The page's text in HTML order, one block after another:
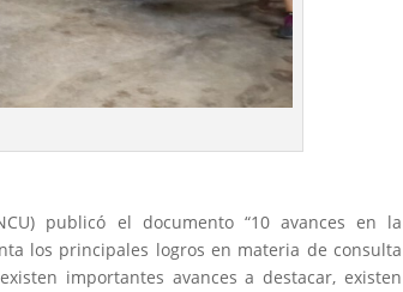
publicó el documento “10 avances en la
los principales logros en materia de consulta
importantes avances a destacar, existen